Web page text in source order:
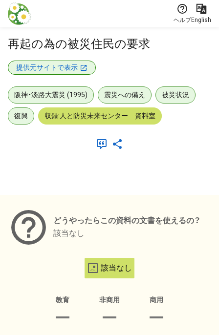
本文に飛ぶ
ヘルプEnglish
再起の為の被災住民の要求
提供元サイトで表示
阪神・淡路大震災 (1995) 震災への備え 被災状況
復興 収録:人と防災未来センター 資料室
どうやったらこの資料の文書を使えるの？
該当なし
該当なし
教育 非商用 商用